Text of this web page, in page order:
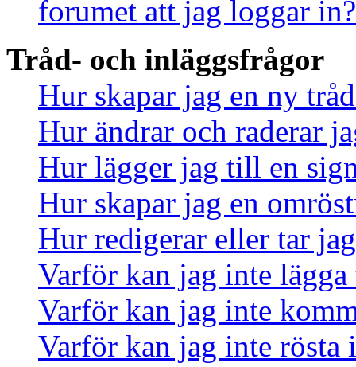
forumet att jag loggar in?
Tråd- och inläggsfrågor
Hur skapar jag en ny
Hur ändrar och raderar
Hur lägger jag till en
Hur skapar jag en
Hur redigerar eller tar
Varför kan jag inte
Varför kan jag inte
Varför kan jag inte rösta